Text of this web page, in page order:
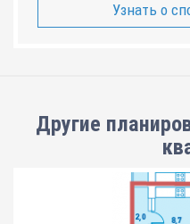
Узнать о
Другие